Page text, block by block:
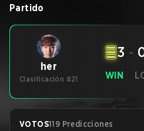
Partido
her
Clasificación #21 WIN
3 -
VOTOS119 Predicciones